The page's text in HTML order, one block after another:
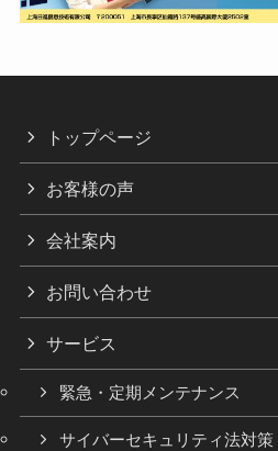
トップページ
お客様の声
会社案内
お問い合わせ
サービス
緊急・定期メンテナンス
サイバーセキュリティ法対策